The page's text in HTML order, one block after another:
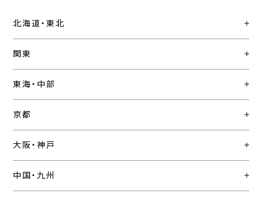
北海道・東北
関東
東海・中部
京都
大阪・神戸
中国・九州